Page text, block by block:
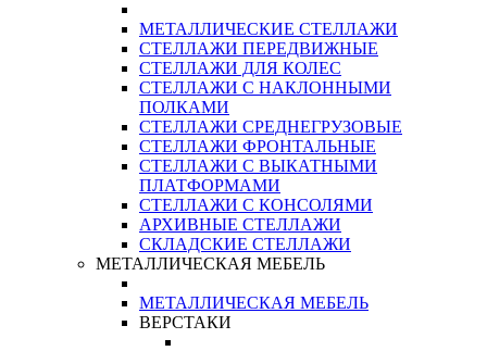
МЕТАЛЛИЧЕСКИЕ СТЕЛЛАЖИ
СТЕЛЛАЖИ ПЕРЕДВИЖНЫЕ
СТЕЛЛАЖИ ДЛЯ КОЛЕС
СТЕЛЛАЖИ С НАКЛОННЫМИ
ПОЛКАМИ
СТЕЛЛАЖИ СРЕДНЕГРУЗОВЫЕ
СТЕЛЛАЖИ ФРОНТАЛЬНЫЕ
СТЕЛЛАЖИ С ВЫКАТНЫМИ
ПЛАТФОРМАМИ
СТЕЛЛАЖИ С КОНСОЛЯМИ
АРХИВНЫЕ СТЕЛЛАЖИ
СКЛАДСКИЕ СТЕЛЛАЖИ
МЕТАЛЛИЧЕСКАЯ МЕБЕЛЬ
МЕТАЛЛИЧЕСКАЯ МЕБЕЛЬ
ВЕРСТАКИ